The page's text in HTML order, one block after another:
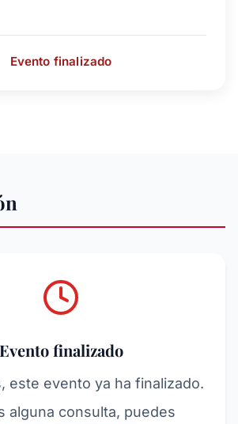
Evento finalizado
Evento finalizado
este evento ya ha finalizado.
alguna consulta, puedes